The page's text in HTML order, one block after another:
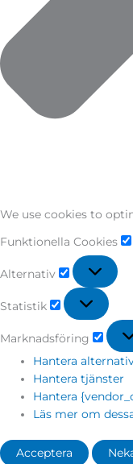
We use cookies to
Funktionella Cookies
Alternativ
Statistik
Marknadsföring
Hantera
Hantera tjänster
Hantera
Läs mer om
Acceptera